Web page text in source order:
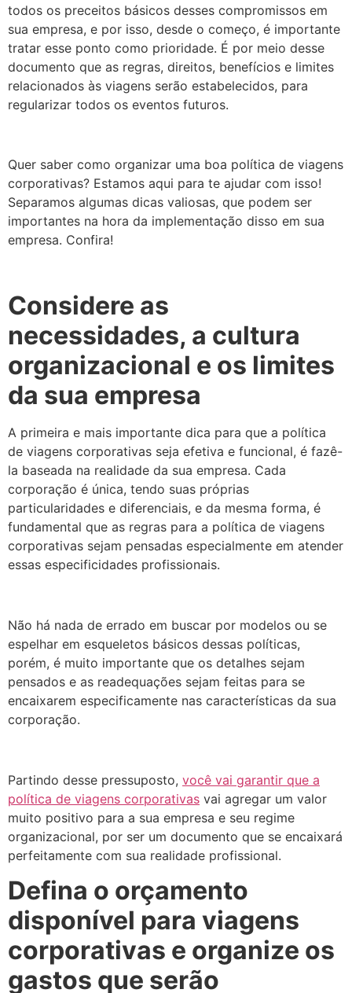
todos os preceitos básicos desses compromissos em
sua empresa, e por isso, desde o começo, é importante
tratar esse ponto como prioridade. É por meio desse
documento que as regras, direitos, benefícios e limites
relacionados às viagens serão estabelecidos, para
regularizar todos os eventos futuros.
Quer saber como organizar uma boa política de viagens
corporativas? Estamos aqui para te ajudar com isso!
Separamos algumas dicas valiosas, que podem ser
importantes na hora da implementação disso em sua
empresa. Confira!
Considere as
necessidades, a cultura
organizacional e os limites
da sua empresa
A primeira e mais importante dica para que a política
de viagens corporativas seja efetiva e funcional, é fazê-
la baseada na realidade da sua empresa. Cada
corporação é única, tendo suas próprias
particularidades e diferenciais, e da mesma forma, é
fundamental que as regras para a política de viagens
corporativas sejam pensadas especialmente em atender
essas especificidades profissionais.
Não há nada de errado em buscar por modelos ou se
espelhar em esqueletos básicos dessas políticas,
porém, é muito importante que os detalhes sejam
pensados e as readequações sejam feitas para se
encaixarem especificamente nas características da sua
corporação.
Partindo desse pressuposto, você vai garantir que a
política de viagens corporativas vai agregar um valor
muito positivo para a sua empresa e seu regime
organizacional, por ser um documento que se encaixará
perfeitamente com sua realidade profissional.
Defina o orçamento
disponível para viagens
corporativas e organize os
gastos que serão